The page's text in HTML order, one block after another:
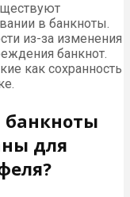
в банкноты.
из-за изменения
банкнот.
как сохранность
банкноты
для